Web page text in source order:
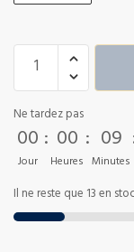
Ne tardez pas
00
Jour
: 00
Heures
: 09
Minutes
Il ne reste que 13 en